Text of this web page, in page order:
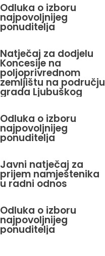
Odluka o izboru
najpovoljnijeg
ponuditelja
Natječaj za dodjelu
Koncesije na
poljoprivrednom
zemljištu na području
grada Ljubuškog
Odluka o izboru
najpovoljnijeg
ponuditelja
Javni natječaj za
prijem namještenika
u radni odnos
Odluka o izboru
najpovoljnijeg
ponuditelja